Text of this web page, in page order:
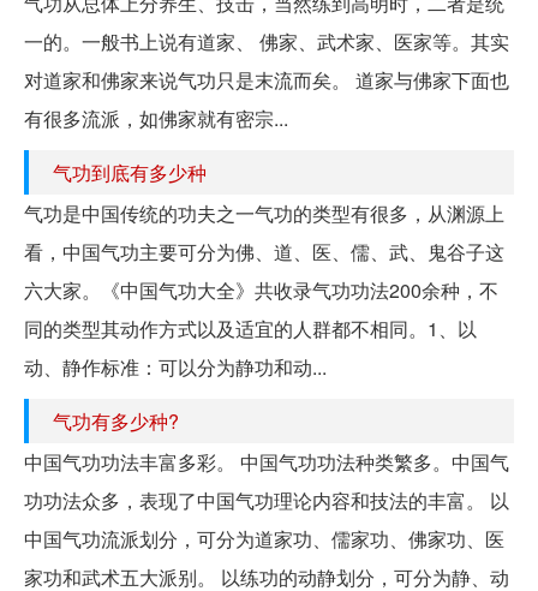
一的。一般书上说有道家、 佛家、武术家、医家等。其实
对道家和佛家来说气功只是末流而矣。 道家与佛家下面也
有很多流派，如佛家就有密宗...
气功到底有多少种
气功是中国传统的功夫之一气功的类型有很多，从渊源上
看，中国气功主要可分为佛、道、医、儒、武、鬼谷子这
六大家。《中国气功大全》共收录气功功法200余种，不
同的类型其动作方式以及适宜的人群都不相同。1、以
动、静作标准：可以分为静功和动...
气功有多少种?
中国气功功法丰富多彩。 中国气功功法种类繁多。中国气
功功法众多，表现了中国气功理论内容和技法的丰富。 以
中国气功流派划分，可分为道家功、儒家功、佛家功、医
家功和武术五大派别。 以练功的动静划分，可分为静、动